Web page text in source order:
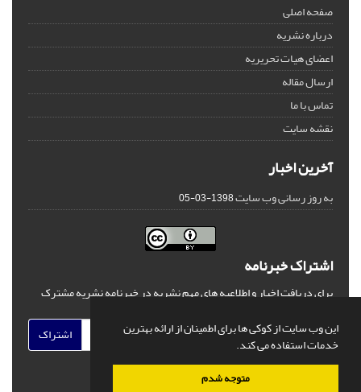
این وب سایت از کوکی ها برای اطمینان از ارائه بهترین
خدمات استفاده می کند.
متوجه شدم
صفحه اصلی
درباره نشریه
اعضای هیات تحریریه
ارسال مقاله
تماس با ما
نقشه سایت
آخرین اخبار
به روز رسانی وب سایت1398-03-05
اشتراک خبرنامه
برای دریافت اخبار و اطلاعیه های مهم نشریه در خبرنامه نشریه مشترک
اشتراک